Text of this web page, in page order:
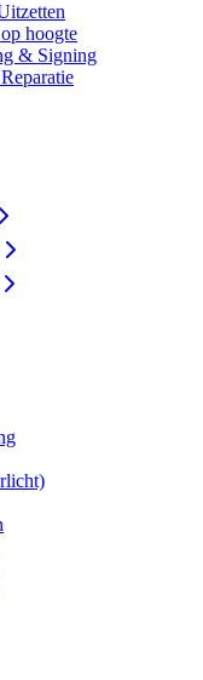
hoogte
& Signing